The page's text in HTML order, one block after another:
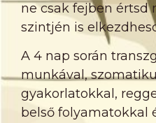
ne csak fejben értsd
szintjén is
A 4 nap során
munkával,
gyakorlatokkal,
belső folyamatokkal